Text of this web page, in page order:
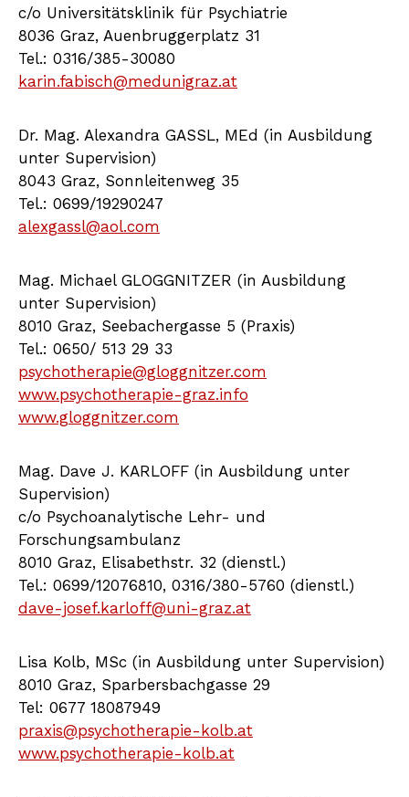
c/o Universitätsklinik für Psychiatrie
8036 Graz, Auenbruggerplatz 31
Tel.: 0316/385-30080
karin.fabisch@medunigraz.at
Dr. Mag. Alexandra GASSL, MEd (in Ausbildung
unter Supervision)
8043 Graz, Sonnleitenweg 35
Tel.: 0699/19290247
alexgassl@aol.com
Mag. Michael GLOGGNITZER (in Ausbildung
unter Supervision)
8010 Graz, Seebachergasse 5 (Praxis)
Tel.: 0650/ 513 29 33
psychotherapie@gloggnitzer.com
www.psychotherapie-graz.info
www.gloggnitzer.com
Mag. Dave J. KARLOFF (in Ausbildung unter
Supervision)
c/o Psychoanalytische Lehr- und
Forschungsambulanz
8010 Graz, Elisabethstr. 32 (dienstl.)
Tel.: 0699/12076810, 0316/380-5760 (dienstl.)
dave-josef.karloff@uni-graz.at
Lisa Kolb, MSc (in Ausbildung unter Supervision)
8010 Graz, Sparbersbachgasse 29
Tel: 0677 18087949
praxis@psychotherapie-kolb.at
www.psychotherapie-kolb.at